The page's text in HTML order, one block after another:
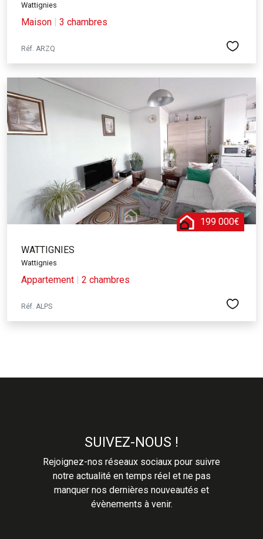
Wattignies
Maison | 3 chambres
Réf. ARZQ
199 000€
WATTIGNIES
Wattignies
Appartement | 2 chambres
Réf. ALPS
SUIVEZ-NOUS !
Rejoignez-nos réseaux sociaux pour suivre
notre actualité en temps réel et ne pas
manquer nos dernières nouveautés et
évènements à venir.